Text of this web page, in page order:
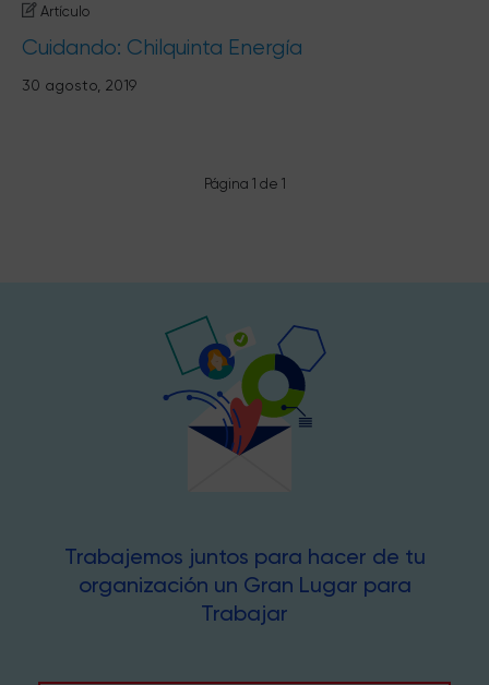
Artículo
Cuidando: Chilquinta Energía
30 agosto, 2019
Página 1 de 1
Trabajemos juntos para hacer de tu
organización un Gran Lugar para
Trabajar